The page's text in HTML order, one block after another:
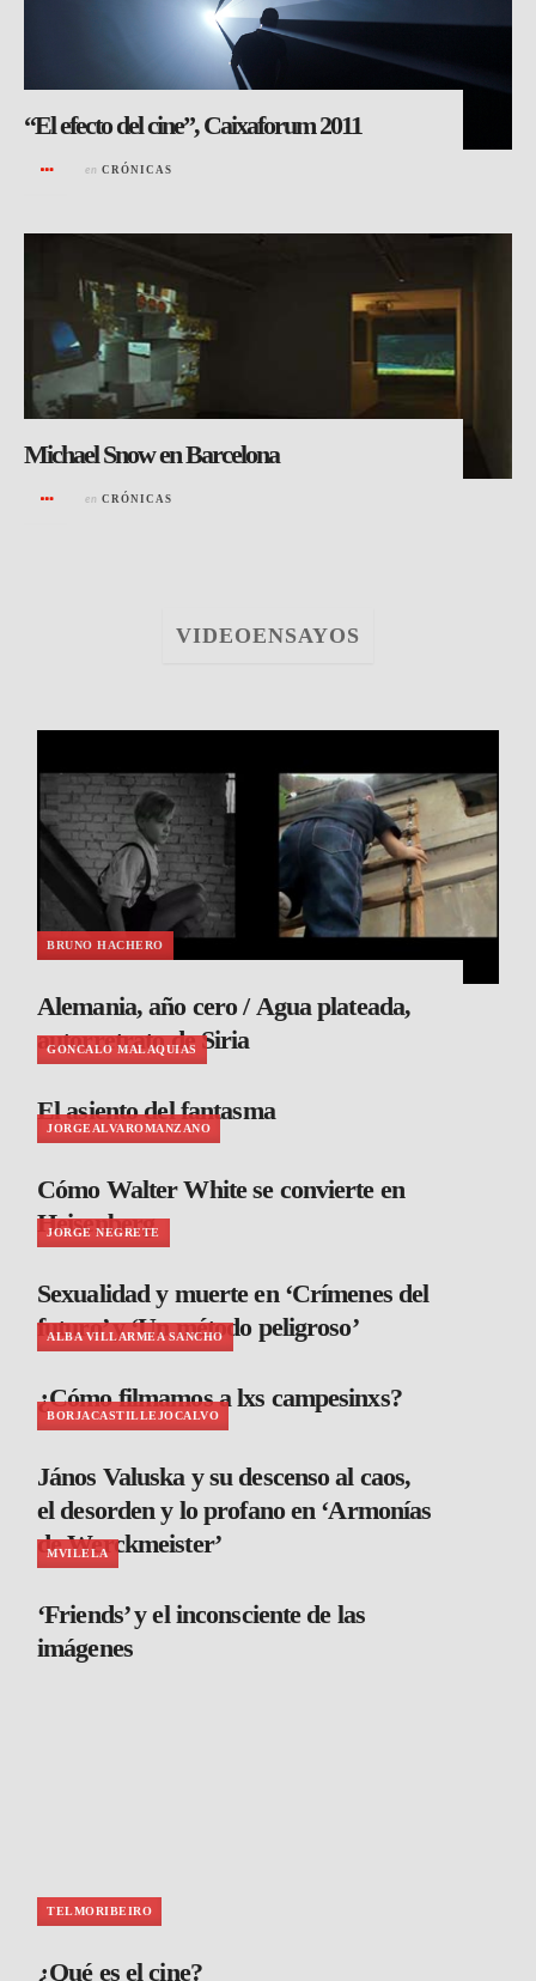
“El efecto del cine”, Caixaforum 2011
en CRÓNICAS
Michael Snow en Barcelona
en CRÓNICAS
VIDEOENSAYOS
BRUNO HACHERO
Alemania, año cero / Agua plateada,
autorretrato de Siria
GONCALO MALAQUIAS
El asiento del fantasma
JORGEALVAROMANZANO
Cómo Walter White se convierte en
Heisenberg
JORGE NEGRETE
Sexualidad y muerte en ‘Crímenes del
futuro’ y ‘Un método peligroso’
ALBA VILLARMEA SANCHO
¿Cómo filmamos a lxs campesinxs?
BORJACASTILLEJOCALVO
János Valuska y su descenso al caos,
el desorden y lo profano en ‘Armonías
de Werckmeister’
MVILELA
‘Friends’ y el inconsciente de las
imágenes
TELMORIBEIRO
¿Qué es el cine?